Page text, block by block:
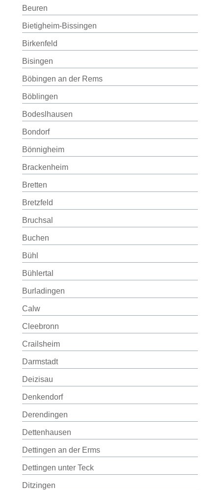
Beuren
Bietigheim-Bissingen
Birkenfeld
Bisingen
Böbingen an der Rems
Böblingen
Bodeslhausen
Bondorf
Bönnigheim
Brackenheim
Bretten
Bretzfeld
Bruchsal
Buchen
Bühl
Bühlertal
Burladingen
Calw
Cleebronn
Crailsheim
Darmstadt
Deizisau
Denkendorf
Derendingen
Dettenhausen
Dettingen an der Erms
Dettingen unter Teck
Ditzingen